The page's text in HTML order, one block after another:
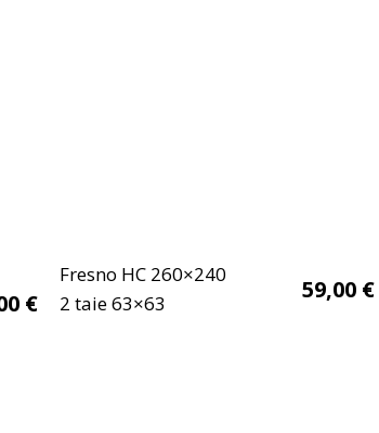
€
Fresno HC 260×240
2 taie 63×63
59,00 €